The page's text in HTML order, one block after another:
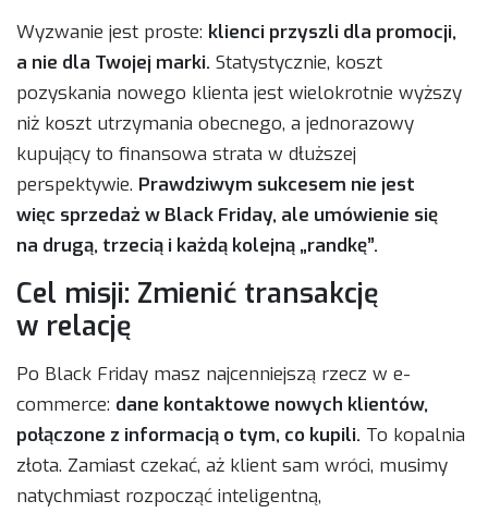
Wyzwanie jest proste: klienci przyszli dla promocji,
a nie dla Twojej marki. Statystycznie, koszt
pozyskania nowego klienta jest wielokrotnie wyższy
niż koszt utrzymania obecnego, a jednorazowy
kupujący to finansowa strata w dłuższej
perspektywie. Prawdziwym sukcesem nie jest
więc sprzedaż w Black Friday, ale umówienie się
na drugą, trzecią i każdą kolejną „randkę”.
Cel misji: Zmienić transakcję
w relację
Po Black Friday masz najcenniejszą rzecz w e-
commerce: dane kontaktowe nowych klientów,
połączone z informacją o tym, co kupili. To kopalnia
złota. Zamiast czekać, aż klient sam wróci, musimy
natychmiast rozpocząć inteligentną,